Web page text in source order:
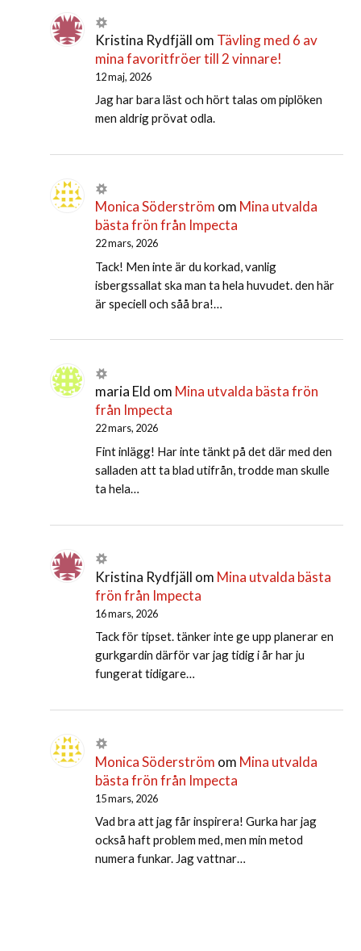
Kristina Rydfjäll om Tävling med 6 av
mina favoritfröer till 2 vinnare!
12 maj, 2026
Jag har bara läst och hört talas om piplöken
men aldrig prövat odla.
Monica Söderström om Mina utvalda
bästa frön från Impecta
22 mars, 2026
Tack! Men inte är du korkad, vanlig
isbergssallat ska man ta hela huvudet. den här
är speciell och såå bra!…
maria Eld om Mina utvalda bästa frön
från Impecta
22 mars, 2026
Fint inlägg! Har inte tänkt på det där med den
salladen att ta blad utifrån, trodde man skulle
ta hela…
Kristina Rydfjäll om Mina utvalda bästa
frön från Impecta
16 mars, 2026
Tack för tipset. tänker inte ge upp planerar en
gurkgardin därför var jag tidig i år har ju
fungerat tidigare…
Monica Söderström om Mina utvalda
bästa frön från Impecta
15 mars, 2026
Vad bra att jag får inspirera! Gurka har jag
också haft problem med, men min metod
numera funkar. Jag vattnar…